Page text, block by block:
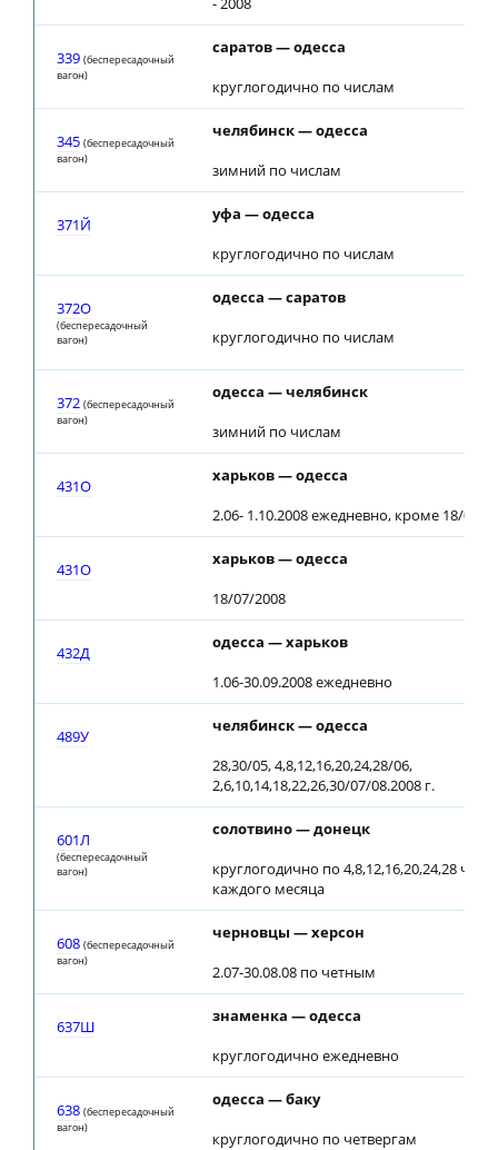
339 (беспересадочный
вагон)
саратов — одесса
круглогодично по числам
345 (беспересадочный
вагон)
челябинск — одесса
зимний по числам
371Й
уфа — одесса
круглогодично по числам
372О
(беспересадочный
вагон)
одесса — саратов
круглогодично по числам
372 (беспересадочный
вагон)
одесса — челябинск
зимний по числам
431О
харьков — одесса
2.06- 1.10.2008 ежедневно, кроме 18/07/
431О
харьков — одесса
18/07/2008
432Д
одесса — харьков
1.06-30.09.2008 ежедневно
489У
челябинск — одесса
28,30/05, 4,8,12,16,20,24,28/06,
2,6,10,14,18,22,26,30/07/08.2008 г.
601Л
(беспересадочный
вагон)
солотвино — донецк
круглогодично по 4,8,12,16,20,24,28
каждого месяца
608 (беспересадочный
вагон)
черновцы — херсон
2.07-30.08.08 по четным
637Ш
знаменка — одесса
круглогодично ежедневно
638 (беспересадочный
вагон)
одесса — баку
круглогодично по четвергам